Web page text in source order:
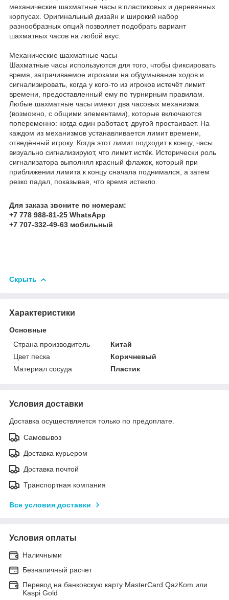
механические шахматные часы в пластиковых и деревянных
корпусах. Оригинальный дизайн и широкий набор
разнообразных опций позволяет подобрать вариант
шахматных часов на любой вкус.
Механические шахматные часы
Шахматные часы используются для того, чтобы фиксировать
время, затрачиваемое игроками на обдумывание ходов и
сигнализировать, когда у кого-то из игроков истечёт лимит
времени, предоставленный ему по турнирным правилам.
Любые шахматные часы имеют два часовых механизма
(возможно, с общими элементами), которые включаются
попеременно: когда один работает, другой простаивает. На
каждом из механизмов устанавливается лимит времени,
отведённый игроку. Когда этот лимит подходит к концу, часы
визуально сигнализируют, что лимит истёк. Исторически роль
сигнализатора выполнял красный флажок, который при
приближении лимита к концу сначала поднимался, а затем
резко падал, показывая, что время истекло.
Для заказа звоните по номерам:
+7 778 988-81-25 WhatsApp
+7 707-332-49-63 мобильный
Скрыть
Характеристики
Основные
Страна производитель
Китай
Цвет песка
Коричневый
Материал сосуда
Пластик
Условия доставки
Доставка осуществляется только по предоплате.
Самовывоз
Доставка курьером
Доставка почтой
Транспортная компания
Все условия доставки
Условия оплаты
Наличными
Безналичный расчет
Перевод на банковскую карту MasterCard QazKom или
Kaspi Gold